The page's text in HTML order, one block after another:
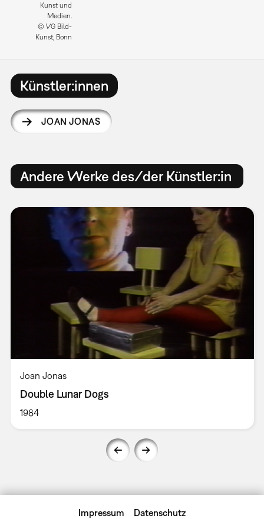
Kunst und
Medien.
© VG Bild-
Kunst, Bonn
Künstler:innen
JOAN JONAS
Andere Werke des/der Künstler:in
Joan Jonas
Double Lunar Dogs
1984
Impressum Datenschutz